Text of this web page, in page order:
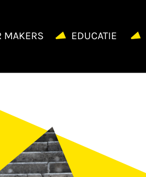
MAKERS EDUCATIE